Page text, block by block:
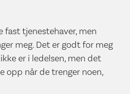
fast tjenestehaver, men
meg. Det er godt for meg
er i ledelsen, men det
opp når de trenger noen,